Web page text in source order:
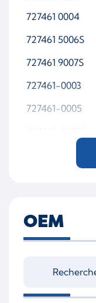
727461 0004
727461 5006S
727461 9007S
727461-0003
727461-0005
7274619007S
742693 5002S
742693 5004S
742693-0002
OEM